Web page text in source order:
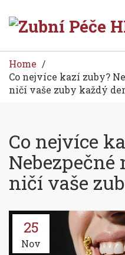
Home
Co nejvíce kazí zuby?
ničí vaše zuby každý
Co nejvíce
ničí vaše
25
Nov